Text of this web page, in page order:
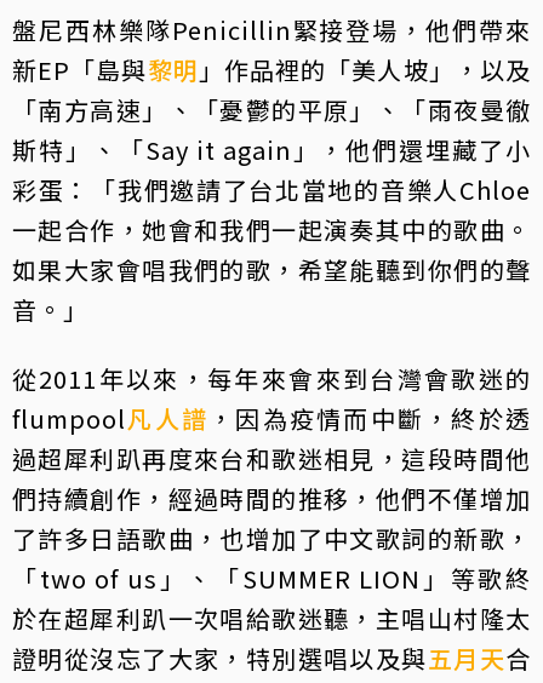
盤尼西林樂隊Penicillin緊接登場，他們帶來
新EP「島與黎明 」作品裡的「美人坡」，以及
「南方高速」、「憂鬱的平原」、「雨夜曼徹
斯特」、「Say it again」，他們還埋藏了小
彩蛋：「我們邀請了台北當地的音樂人Chloe
一起合作，她會和我們一起演奏其中的歌曲。
如果大家會唱我們的歌，希望能聽到你們的聲
音。」
從2011年以來，每年來會來到台灣會歌迷的
flumpool凡人譜 ，因為疫情而中斷，終於透
過超犀利趴再度來台和歌迷相見，這段時間他
們持續創作，經過時間的推移，他們不僅增加
了許多日語歌曲，也增加了中文歌詞的新歌，
「two of us」、「SUMMER LION」等歌終
於在超犀利趴一次唱給歌迷聽，主唱山村隆太
證明從沒忘了大家，特別選唱以及與五月天合